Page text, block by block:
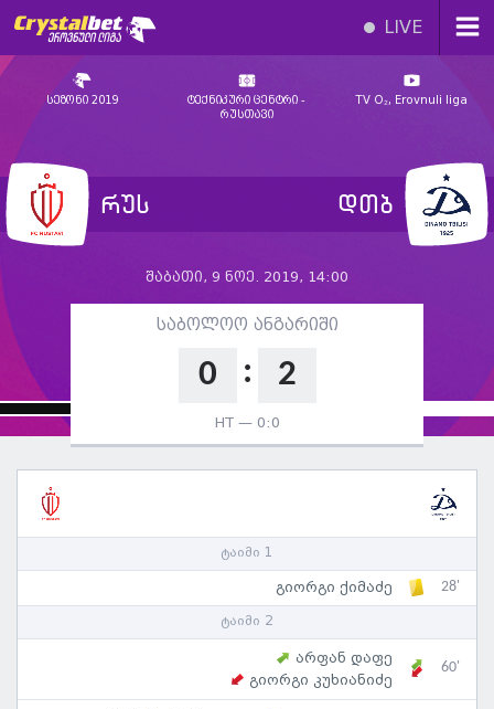
LIVE
სეზონი 2019
ტექნიკური ცენტრი -
რუსთავი
TV O₂, Erovnuli liga
რუს დთბ
შაბათი, 9 ნოე. 2019, 14:00
საბოლოო ანგარიში
0 : 2
HT — 0:0
ტაიმი 1
გიორგი ქიმაძე 28'
ტაიმი 2
არფან დაფე
გიორგი კუხიანიძე
60'